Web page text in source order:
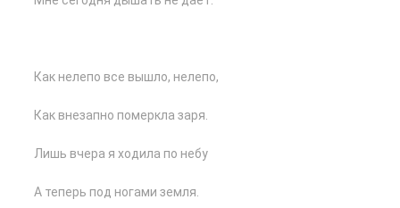
Как нелепо все вышло, нелепо,
Как внезапно померкла заря.
Лишь вчера я ходила по небу
А теперь под ногами земля.